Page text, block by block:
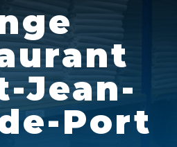
Jean-
Port